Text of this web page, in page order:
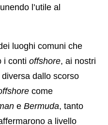
l’utile al
luoghi comuni che
i conti offshore, ai nostri
dallo scorso
come
e Bermuda, tanto
a livello